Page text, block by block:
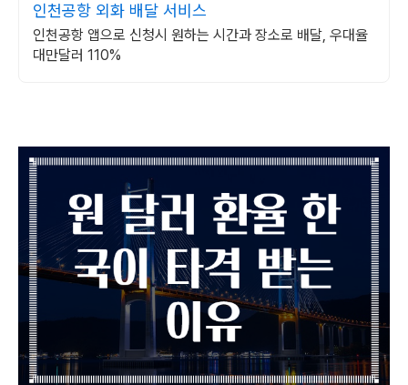
인천공항 외화 배달 서비스
인천공항 앱으로 신청시 원하는 시간과 장소로 배달, 우대율
대만달러 110%